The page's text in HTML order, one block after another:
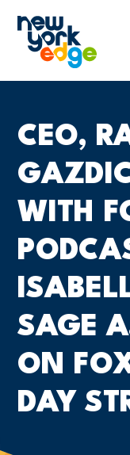
CEO,
WITH
SAGE
ON
DAY